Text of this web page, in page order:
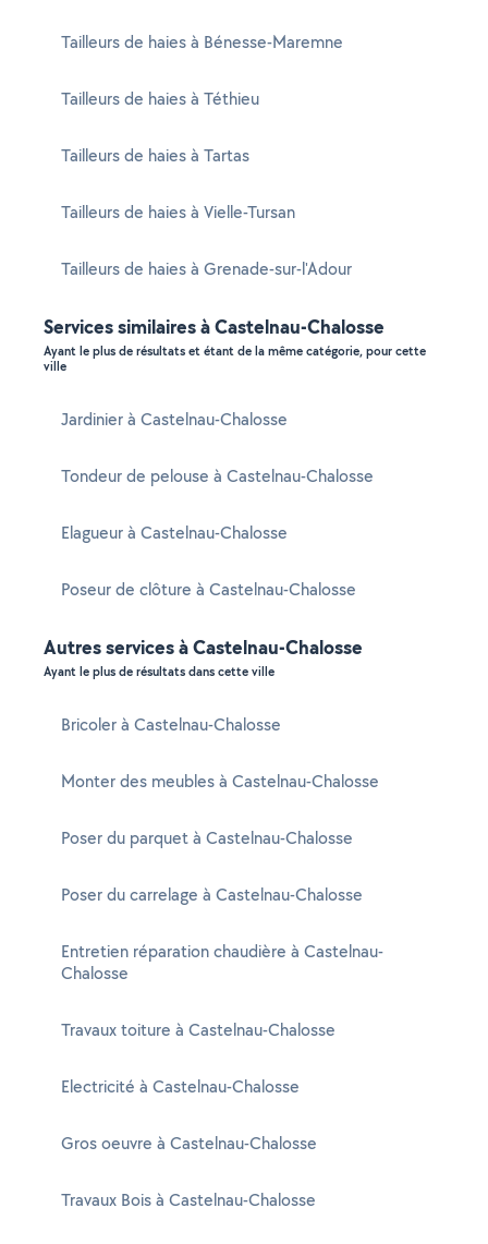
Tailleurs de haies à Bénesse-Maremne
Tailleurs de haies à Téthieu
Tailleurs de haies à Tartas
Tailleurs de haies à Vielle-Tursan
Tailleurs de haies à Grenade-sur-l'Adour
Services similaires à Castelnau-Chalosse
Ayant le plus de résultats et étant de la même catégorie, pour cette
ville
Jardinier à Castelnau-Chalosse
Tondeur de pelouse à Castelnau-Chalosse
Elagueur à Castelnau-Chalosse
Poseur de clôture à Castelnau-Chalosse
Autres services à Castelnau-Chalosse
Ayant le plus de résultats dans cette ville
Bricoler à Castelnau-Chalosse
Monter des meubles à Castelnau-Chalosse
Poser du parquet à Castelnau-Chalosse
Poser du carrelage à Castelnau-Chalosse
Entretien réparation chaudière à Castelnau-
Chalosse
Travaux toiture à Castelnau-Chalosse
Electricité à Castelnau-Chalosse
Gros oeuvre à Castelnau-Chalosse
Travaux Bois à Castelnau-Chalosse